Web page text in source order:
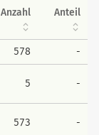
Anzahl Anteil
578 -
5 -
573 -